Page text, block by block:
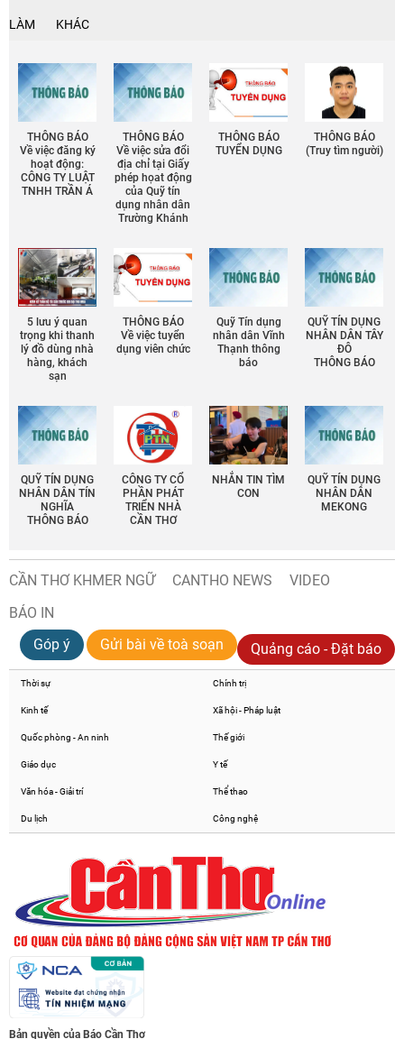
LÀM KHÁC
THÔNG BÁO
Về việc đăng ký
hoạt động:
CÔNG TY LUẬT
TNHH TRẦN Á
THÔNG BÁO
Về việc sửa đổi
địa chỉ tại Giấy
phép họat động
của Quỹ tín
dụng nhân dân
Trường Khánh
THÔNG BÁO
TUYỂN DỤNG
THÔNG BÁO
(Truy tìm người)
5 lưu ý quan
trọng khi thanh
lý đồ dùng nhà
hàng, khách
sạn
THÔNG BÁO
Về việc tuyển
dụng viên chức
Quỹ Tín dụng
nhân dân Vĩnh
Thạnh thông
báo
QUỸ TÍN DỤNG
NHÂN DÂN TÂY
ĐÔ
THÔNG BÁO
QUỸ TÍN DỤNG
NHÂN DÂN TÍN
NGHĨA
THÔNG BÁO
CÔNG TY CỔ
PHẦN PHÁT
TRIỂN NHÀ
CẦN THƠ
NHẮN TIN TÌM
CON
QUỸ TÍN DỤNG
NHÂN DÂN
MEKONG
CẦN THƠ KHMER NGỮ CANTHO NEWS
VIDEO
BÁO IN
Góp ý
Gửi bài về toà soạn Quảng cáo - Đặt báo
Thời sự Chính trị
Kinh tế Xã hội - Pháp luật
Quốc phòng - An ninh Thế giới
Giáo dục Y tế
Văn hóa - Giải trí Thể thao
Du lịch Công nghệ
Bản quyền của Báo Cần Thơ